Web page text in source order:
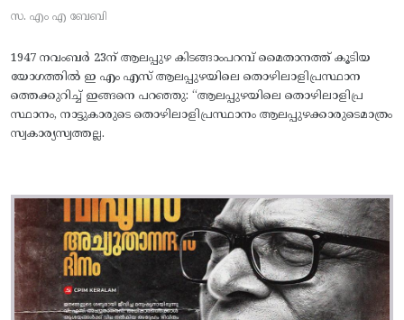
സ. എം എ ബേബി
1947 നവംബർ 23ന് ആലപ്പുഴ കിടങ്ങാംപറമ്പ്‌ മൈതാനത്ത്‌ കൂടിയ
യോഗത്തിൽ ഇ എം എസ് ആലപ്പുഴയിലെ തൊഴിലാളിപ്രസ്ഥാന
ത്തെക്കുറിച്ച് ഇങ്ങനെ പറഞ്ഞു: “ആലപ്പുഴയിലെ തൊഴിലാളിപ്ര
സ്ഥാനം, നാട്ടുകാരുടെ തൊഴിലാളിപ്രസ്ഥാനം ആലപ്പുഴക്കാരുടെമാത്രം
സ്വകാര്യസ്വത്തല്ല.